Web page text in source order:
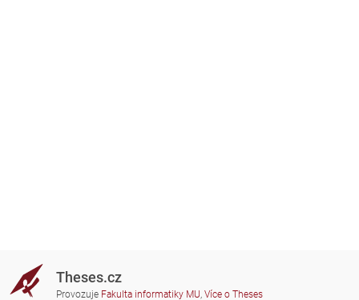
Theses.cz
Provozuje Fakulta informatiky MU, Více o Theses